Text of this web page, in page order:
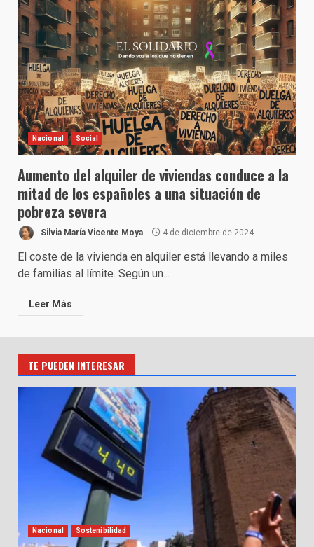
Nacional Social
Aumento del alquiler de viviendas conduce a la
mitad de los españoles a una situación de
pobreza severa
Silvia María Vicente Moya 4 de diciembre de 2024
El coste de la vivienda en alquiler está llevando a miles
de familias al límite. Según un...
Leer Más
TE PUEDEN INTERESAR
Nacional Sostenibilidad